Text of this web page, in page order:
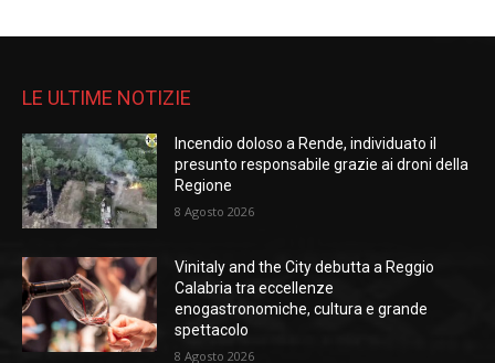
LE ULTIME NOTIZIE
Incendio doloso a Rende, individuato il
presunto responsabile grazie ai droni della
Regione
8 Agosto 2026
Vinitaly and the City debutta a Reggio
Calabria tra eccellenze
enogastronomiche, cultura e grande
spettacolo
8 Agosto 2026